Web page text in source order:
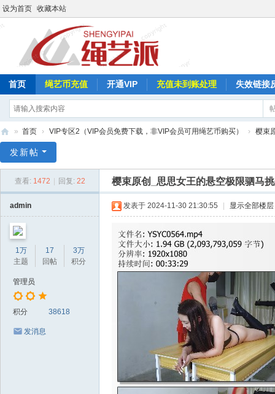
设为首页 收藏本站
首页 绳艺币充值 开通VIP 充值未到账处理 失效链接
艺
» 首页 › VIP专区2（VIP会员免费下载，非VIP会员可用绳艺币购买） › 樱束
发新帖
查看: 1472 回复: 22 樱束原创_思思女王的悬空极限驷马
admin
1万
主题
17
回帖
3万
积分
管理员
积分 38618
发消息
发表于 2024-11-30 21:30:55 显示全部楼层